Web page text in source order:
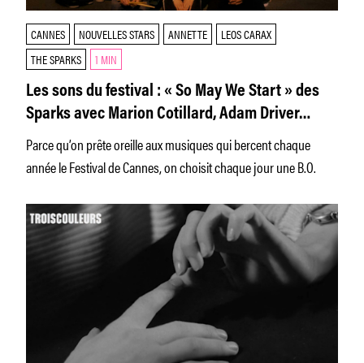
CANNES NOUVELLES STARS ANNETTE
LEOS CARAX
THE SPARKS
1 MIN
Les sons du festival : « So May We Start » des
Sparks avec Marion Cotillard, Adam Driver…
Parce qu’on prête oreille aux musiques qui bercent chaque
année le Festival de Cannes, on choisit chaque jour une B.O.